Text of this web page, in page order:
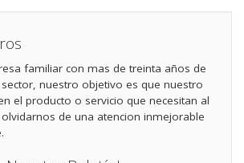
familiar con mas de treinta años de
nuestro objetivo es que nuestro
el producto o servicio que necesitan al
de una atencion inmejorable